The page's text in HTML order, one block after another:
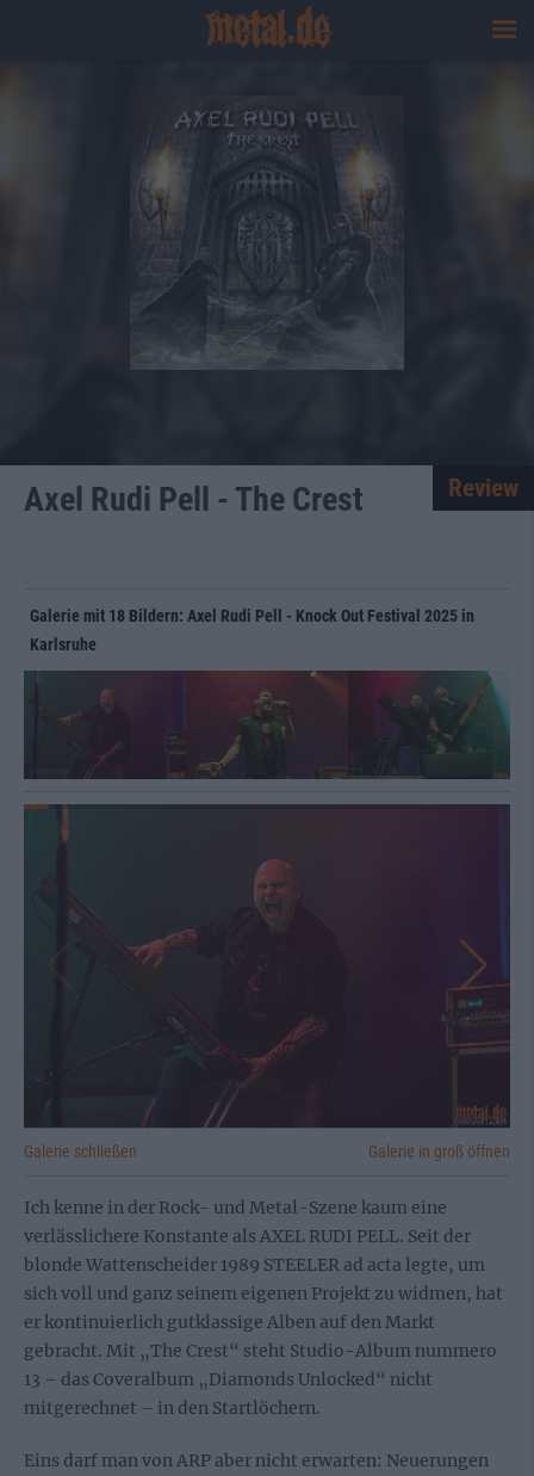
Axel Rudi Pell - The Crest Review
Galerie mit 18 Bildern: Axel Rudi Pell - Knock Out Festival 2025 in
Karlsruhe
Galerie schließen Galerie in groß öffnen
Ich kenne in der Rock- und Metal-Szene kaum eine
verlässlichere Konstante als AXEL RUDI PELL. Seit der
blonde Wattenscheider 1989 STEELER ad acta legte, um
sich voll und ganz seinem eigenen Projekt zu widmen, hat
er kontinuierlich gutklassige Alben auf den Markt
gebracht. Mit „The Crest“ steht Studio-Album nummero
13 – das Coveralbum „Diamonds Unlocked“ nicht
mitgerechnet – in den Startlöchern.
Eins darf man von ARP aber nicht erwarten: Neuerungen